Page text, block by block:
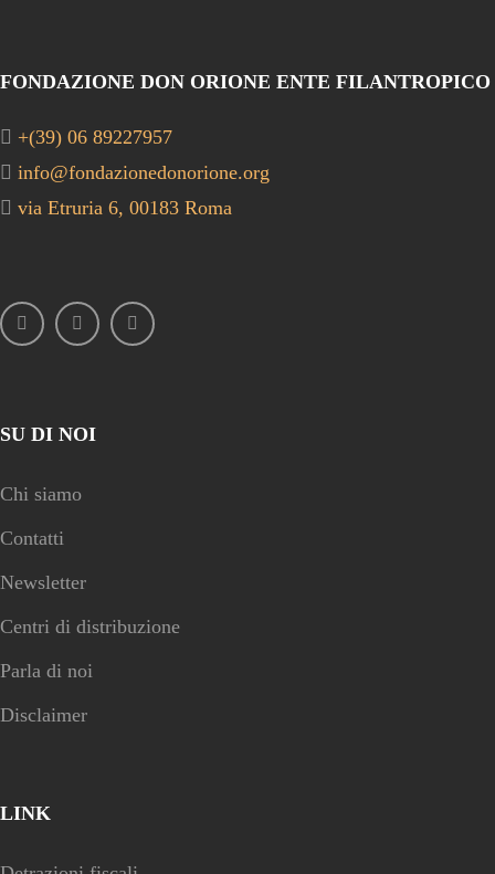
FONDAZIONE DON ORIONE ENTE FILANTROPICO
+(39) 06 89227957
info@fondazionedonorione.org
via Etruria 6, 00183 Roma
SU DI NOI
Chi siamo
Contatti
Newsletter
Centri di distribuzione
Parla di noi
Disclaimer
LINK